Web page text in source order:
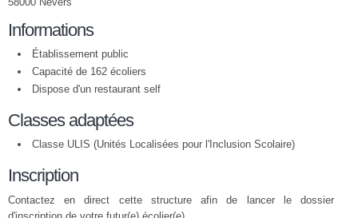
Informations
Établissement public
Capacité de 162 écoliers
Dispose d'un restaurant self
Classes adaptées
Classe ULIS (Unités Localisées pour l'Inclusion Scolaire)
Inscription
Contactez en direct cette structure afin de lancer le dossier